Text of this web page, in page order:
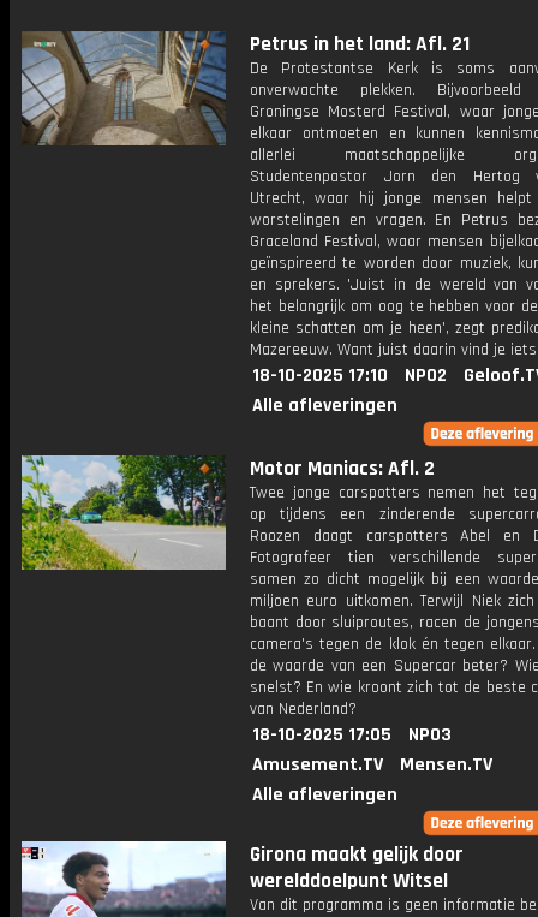
Petrus in het land: Afl. 21
De Protestantse Kerk is soms
onverwachte plekken.
Groningse Mosterd Festival, waar
elkaar ontmoeten en kunnen
allerlei maatschappelijke
Studentenpastor Jorn den Hertog
Utrecht, waar hij jonge mensen
worstelingen en vragen. En Petrus
Graceland Festival, waar mensen
geïnspireerd te worden door muziek,
en sprekers. 'Juist in de wereld van
het belangrijk om oog te hebben voor
kleine schatten om je heen', zegt
Mazereeuw. Want juist daarin vind je iets
18-10-2025 17:10 NPO2
Alle afleveringen
Motor Maniacs: Afl. 2
Twee jonge carspotters nemen het
op tijdens een zinderende
Roozen daagt carspotters Abel en
Fotografeer tien verschillende
samen zo dicht mogelijk bij een
miljoen euro uitkomen. Terwijl Niek
baant door sluiproutes, racen de
camera's tegen de klok én tegen
de waarde van een Supercar beter?
snelst? En wie kroont zich tot de beste
van Nederland?
18-10-2025 17:05
NPO3
Amusement.TV
Mensen.TV
Alle afleveringen
Girona maakt gelijk door
werelddoelpunt Witsel
Van dit programma is geen informatie